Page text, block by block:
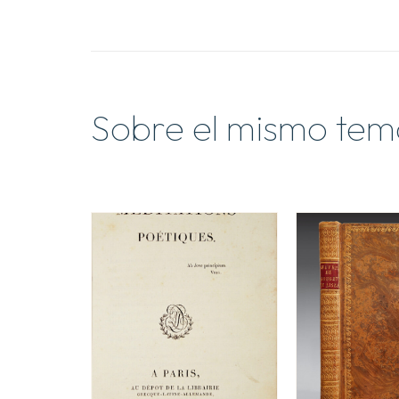
Sobre el mismo